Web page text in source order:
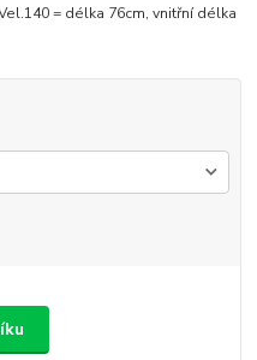
= délka 76cm, vnitřní délka